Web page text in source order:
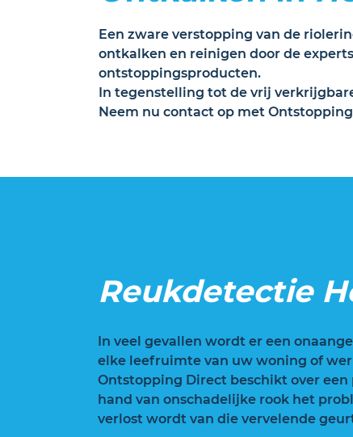
Een zware verstopping van de
ontkalken en reinigen door de
ontstoppingsproducten.
In tegenstelling tot de vrij
Neem nu contact op met
Reukdetectie
In veel gevallen wordt er een
elke leefruimte van uw woning of
Ontstopping Direct beschikt over
hand van onschadelijke rook het
verlost wordt van die vervelende